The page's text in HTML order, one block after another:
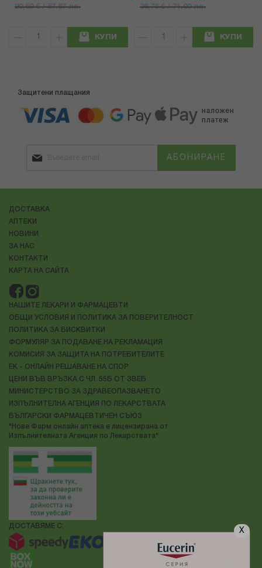
X
29,59 € / 57.87 лв.
КУПИ
36,76 € / 71.90 лв.
КУПИ
Защитени плащания
АБОНИРАНЕ
ДОСТАВКА
АПТЕКИ
НОВИНИ
ЗА НАС
КОНТАКТИ
КАРТА НА САЙТА
НАШИТЕ ЛЕКАРИ И ФАРМАЦЕВТИ
ОБЩИ УСЛОВИЯ И ПОЛИТИКА ЗА ПОВЕРИТЕЛНОСТ
ПОЛИТИКА ЗА БИСКВИТКИ
ФОРМУЛЯР ЗА ПОДАВАНЕ НА РЕКЛАМАЦИЯ
КОМИСИЯ ЗА ЗАЩИТА НА ПОТРЕБИТЕЛИТЕ
ЕК - ОНЛАЙН РЕШАВАНЕ НА СПОР
ЦЕНИ ВЪВ ВРЪЗКА С ЧЛ. 55Б ОТ ЗВЕБ
МИНИСТЕРСТВО ЗА ЗДРАВЕОПАЗВАНЕТО
ИЗПЪЛНИТЕЛНА АГЕНЦИЯ ПО ЛЕКАРСТВАТА
БЪЛГАРСКИ ФАРМАЦЕВТИЧЕН СЪЮЗ
"Нове Фарм онлайн аптека е лицензирана от
Изпълнителната Агенция по Лекарствата"
ДОСТАВЯМЕ С: